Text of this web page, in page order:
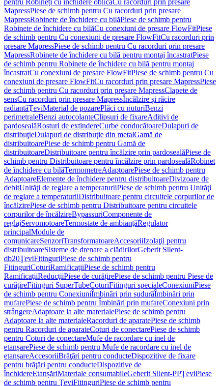
pentru Robineți cu închidere oblicăCu racorduri prin presare
MapressPiese de schimb pentru Cu racorduri prin presare
MapressRobinete de închidere cu bilăPiese de schimb pentru
Robinete de închidere cu bilăCu conexiuni de presare FlowFitPiese
de schimb pentru Cu conexiuni de presare FlowFitCu racorduri prin
presare MapressPiese de schimb pentru Cu racorduri prin presare
MapressRobinete de închidere cu bilă pentru montaj încastratPiese
de schimb pentru Robinete de închidere cu bilă pentru montaj
încastratCu conexiuni de presare FlowFitPiese de schimb pentru Cu
conexiuni de presare FlowFitCu racorduri prin presare MapressPiese
de schimb pentru Cu racorduri prin presare MapressClapete de
sensCu racorduri prin presare MapressÎncălzire și răcire
radiantăŢeviMaterial de pozarePlăci cu nuturiBenzi
perimetraleBenzi autocolanteClipsuri de fixareAditivi de
pardosealăRosturi de extindereCurbe conducătoareDulapuri de
distribuţieDulapuri de distribuţie din metalGamă de
distribuitoarePiese de schimb pentru Gamă de
distribuitoareDistribuitoare pentru încălzire prin pardosealăPiese de
schimb pentru Distribuitoare pentru încălzire prin pardosealăRobinet
de închidere cu bilăTermometreAdaptoarePiese de schimb pentru
AdaptoareElemente de închidere pentru distribuitoareDivizoare de
debitUnităţi de reglare a temperaturiiPiese de schimb pentru Unităţi
de reglare a temperaturiiDistribuitoare pentru circuitele corpurilor de
încălzirePiese de schimb pentru Distribuitoare pentru circuitele
corpurilor de încălzireBypassuriComponente de
reglajServomotoareTermostate de ambianţăRegulator
principalModule de
comunicareSenzoriTransformatoareAccesoriiIzolaţii pentru
distribuitoareSisteme de drenare a clădirilorGeberit Silent-
db20ŢeviFitinguriPiese de schimb pentru
FitinguriCoturiRamificaţiiPiese de schimb pentru
RamificaţiiReducţiiPiese de curățirePiese de schimb pentru Piese de
curățireFitinguri SuperTubeCoturiFitinguri specialeConexiuniPiese
de schimb pentru ConexiuniÎmbinări prin sudurăÎmbinări prin
mufarePiese de schimb pentru Îmbinări prin mufareConexiuni prin
strângereAdaptoare la alte materialePiese de schimb pentru
Adaptoare la alte materialeRacorduri de aparatePiese de schimb
pentru Racorduri de aparateCoturi de conectarePiese de schimb
pentru Coturi de conectareMufe de racordare cu inel de
etanșarePiese de schimb pentru Mufe de racordare cu inel de
etanșareAccesoriiBrăţări pentru conducteDispozitive de fixare
pentru brăţări pentru conducteDispozitive de
închidereEtanșăriMateriale consumabileGeberit Silent-PPŢeviPiese
de schimb pentru ŢeviFitinguriPiese de schimb pentru